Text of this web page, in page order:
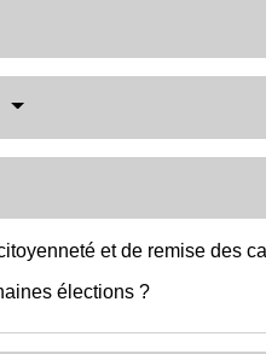
et de remise des
élections ?